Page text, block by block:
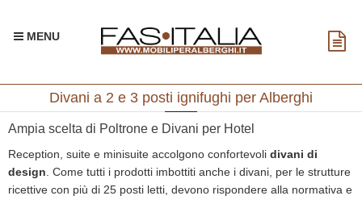
MENU
Divani a 2 e 3 posti ignifughi per Alberghi
Ampia scelta di Poltrone e Divani per Hotel
Reception, suite e minisuite accolgono confortevoli divani di
design . Come tutti i prodotti imbottiti anche i divani, per le strutture
ricettive con più di 25 posti letti, devono rispondere alla normativa e